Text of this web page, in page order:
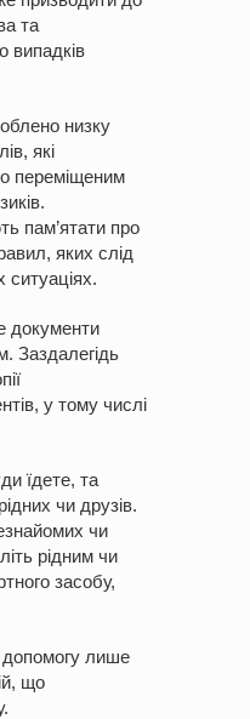
та
випадків
низку
які
переміщеним
пам’ятати про
яких слід
ситуаціях.
документи
Заздалегідь
у тому числі
їдете, та
чи друзів.
чи
рідним чи
засобу,
лише
що